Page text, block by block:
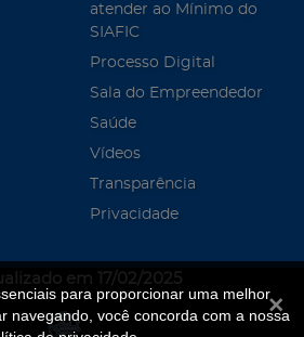
para proporcionar uma melhor
navegando, você concorda com a nossa
atender ao Mínimo do
SIAFIC
Processo Digital
Sala do Empreendedor
Saúde
Vídeos
Transparência
Privacidade
em 17/02/2025